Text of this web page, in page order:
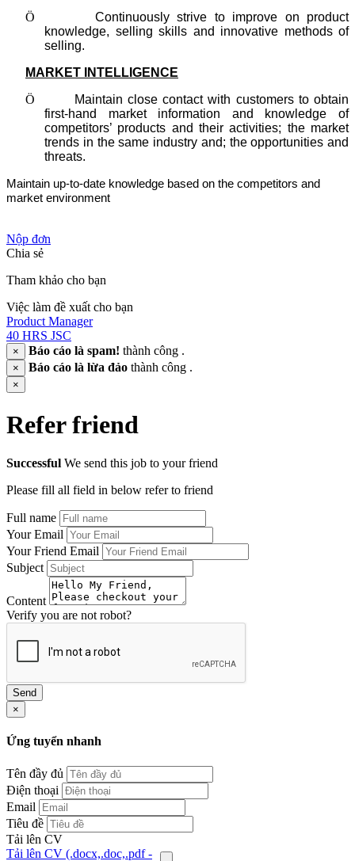
Ö
Continuously strive to improve on product
knowledge, selling skills and innovative methods of
selling.
MARKET INTELLIGENCE
Ö
Maintain close contact with customers to obtain
first-hand market information and knowledge of
competitors’ products and their activities; the market
trends in the same industry and; the opportunities and
threats.
Maintain up-to-date knowledge based on the competitors and
market environment
Nộp đơn
Chia sẻ
Tham khảo cho bạn
Việc làm đề xuất cho bạn
Product Manager
40 HRS JSC
× Báo cáo là spam! thành công .
× Báo cáo là lừa đảo thành công .
×
Refer friend
Successful We send this job to your friend
Please fill all field in below refer to friend
Full name
Your Email
Your Friend Email
Subject
Content
Verify you are not robot?
Send
×
Ứng tuyển nhanh
Tên đầy đủ
Điện thoại
Email
Tiêu đề
Tải lên CV
Tải lên CV (.docx,.doc,.pdf -